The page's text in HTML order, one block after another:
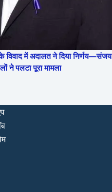
में अदालत ने दिया निर्णय—संजय
ने पलटा पूरा मामला